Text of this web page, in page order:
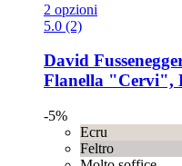
2 opzioni
5.0 (2)
David
Flanella "Cervi",
-5%
Ecru
Feltro